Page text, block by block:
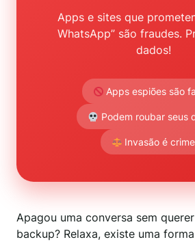
Apps e sites que
WhatsApp” são fraudes.
dados!
Apps espiões são
Podem roubar seus
Invasão é crime
Apagou uma conversa sem
backup? Relaxa, existe uma